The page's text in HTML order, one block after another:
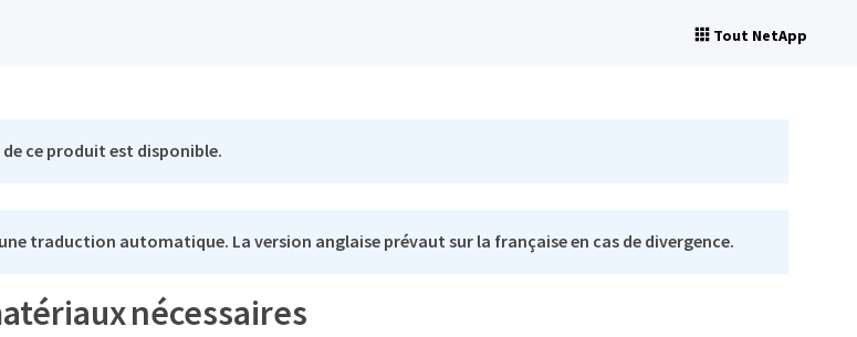
Tout NetApp
ce produit est disponible.
traduction automatique. La version anglaise prévaut sur la française en cas de divergence.
nécessaires